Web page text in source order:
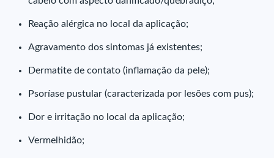
Reação alérgica no local da aplicação;
Agravamento dos sintomas já existentes;
Dermatite de contato (inflamação da pele);
Psoríase pustular (caracterizada por lesões com pus);
Dor e irritação no local da aplicação;
Vermelhidão;